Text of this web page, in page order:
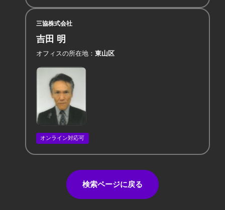
三協株式会社
吉田 明
オフィスの所在地 東山区
オンライン対応可
検索ページに戻る